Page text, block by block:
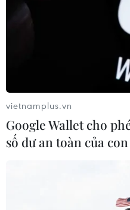
Thoái vốn Nhà
hơn 15.800 tỷ đồng
vietnamplus.vn
Google Wallet cho
số dư an toàn của